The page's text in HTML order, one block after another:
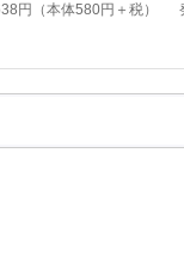
円（本体580円＋税）